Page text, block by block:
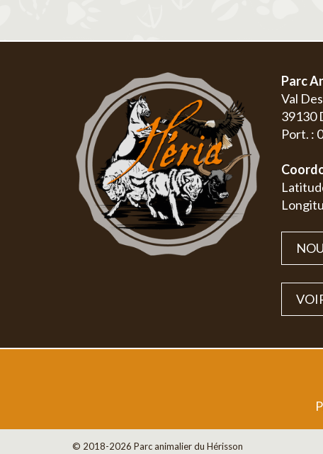
Parc
Val
39130
Port. :
© 2018-2026 Parc animalier du Hérisson